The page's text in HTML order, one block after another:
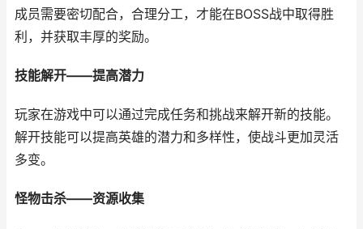
成员需要密切配合，合理分工，才能在BOSS战中取得胜
利，并获取丰厚的奖励。
技能解开——提高潜力
玩家在游戏中可以通过完成任务和挑战来解开新的技能。
解开技能可以提高英雄的潜力和多样性，使战斗更加灵活
多变。
怪物击杀——资源收集